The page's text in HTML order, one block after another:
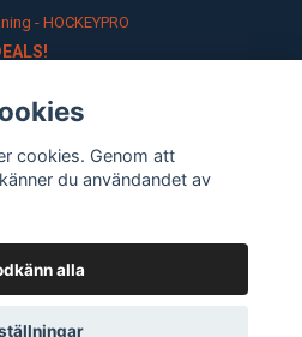
- HOCKEYPRO
Hockeypro.se
cookies. Genom att
du användandet av
alla